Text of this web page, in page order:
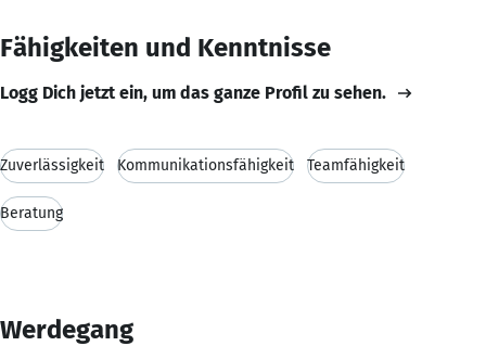
Fähigkeiten und Kenntnisse
Logg Dich jetzt ein, um das ganze Profil zu sehen.
Zuverlässigkeit Kommunikationsfähigkeit Teamfähigkeit
Beratung
Werdegang